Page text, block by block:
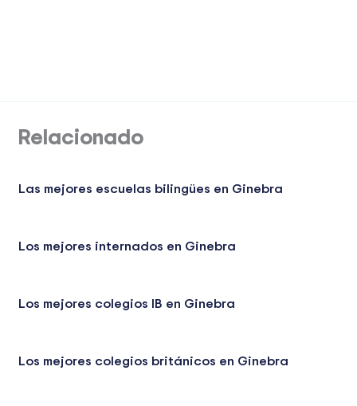
Relacionado
Las mejores escuelas bilingües en Ginebra
Los mejores internados en Ginebra
Los mejores colegios IB en Ginebra
Los mejores colegios británicos en Ginebra